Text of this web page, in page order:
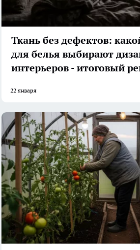
Ткань без дефектов:
для белья выбирают
интерьеров - итоговый
22 января